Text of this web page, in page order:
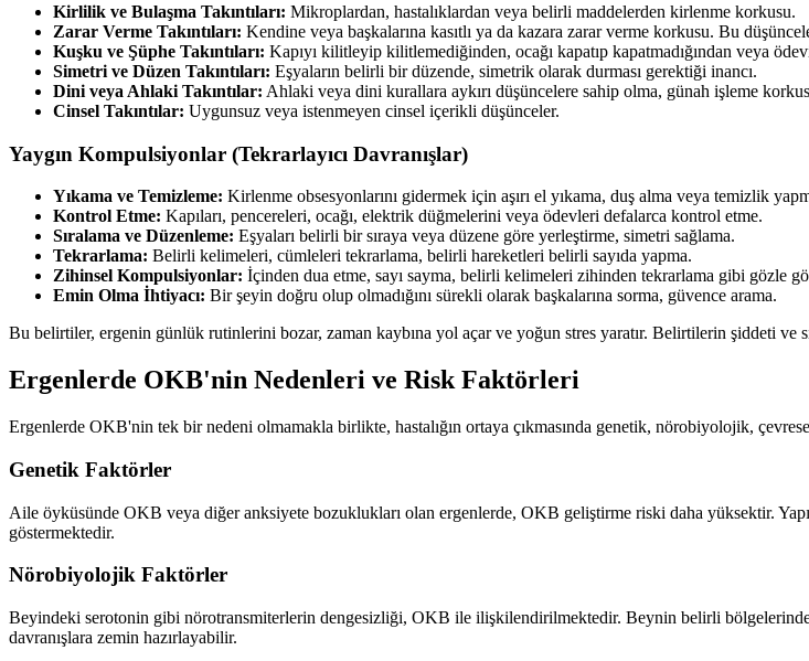
Kirlilik ve Bulaşma Takıntıları: Mikroplardan, hastalıklardan veya belirli maddelerden kirlenme korkusu.
Zarar Verme Takıntıları: Kendine veya başkalarına kasıtlı ya da kazara zarar verme korkusu. Bu
Kuşku ve Şüphe Takıntıları: Kapıyı kilitleyip kilitlemediğinden, ocağı kapatıp kapatmadığından veya
Simetri ve Düzen Takıntıları: Eşyaların belirli bir düzende, simetrik olarak durması gerektiği inancı.
Dini veya Ahlaki Takıntılar: Ahlaki veya dini kurallara aykırı düşüncelere sahip olma, günah işleme
Cinsel Takıntılar: Uygunsuz veya istenmeyen cinsel içerikli düşünceler.
Yaygın Kompulsiyonlar (Tekrarlayıcı Davranışlar)
Yıkama ve Temizleme: Kirlenme obsesyonlarını gidermek için aşırı el yıkama, duş alma veya temizlik
Kontrol Etme: Kapıları, pencereleri, ocağı, elektrik düğmelerini veya ödevleri defalarca kontrol etme.
Sıralama ve Düzenleme: Eşyaları belirli bir sıraya veya düzene göre yerleştirme, simetri sağlama.
Tekrarlama: Belirli kelimeleri, cümleleri tekrarlama, belirli hareketleri belirli sayıda yapma.
Zihinsel Kompulsiyonlar: İçinden dua etme, sayı sayma, belirli kelimeleri zihinden tekrarlama gibi gözle
Emin Olma İhtiyacı: Bir şeyin doğru olup olmadığını sürekli olarak başkalarına sorma, güvence arama.
Bu belirtiler, ergenin günlük rutinlerini bozar, zaman kaybına yol açar ve yoğun stres yaratır. Belirtilerin şiddeti ve
Ergenlerde OKB'nin Nedenleri ve Risk Faktörleri
Ergenlerde OKB'nin tek bir nedeni olmamakla birlikte, hastalığın ortaya çıkmasında genetik, nörobiyolojik,
Genetik Faktörler
Aile öyküsünde OKB veya diğer anksiyete bozuklukları olan ergenlerde, OKB geliştirme riski daha yüksektir.
göstermektedir.
Nörobiyolojik Faktörler
Beyindeki serotonin gibi nörotransmiterlerin dengesizliği, OKB ile ilişkilendirilmektedir. Beynin belirli
davranışlara zemin hazırlayabilir.